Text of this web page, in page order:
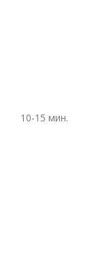
10-15 мин.